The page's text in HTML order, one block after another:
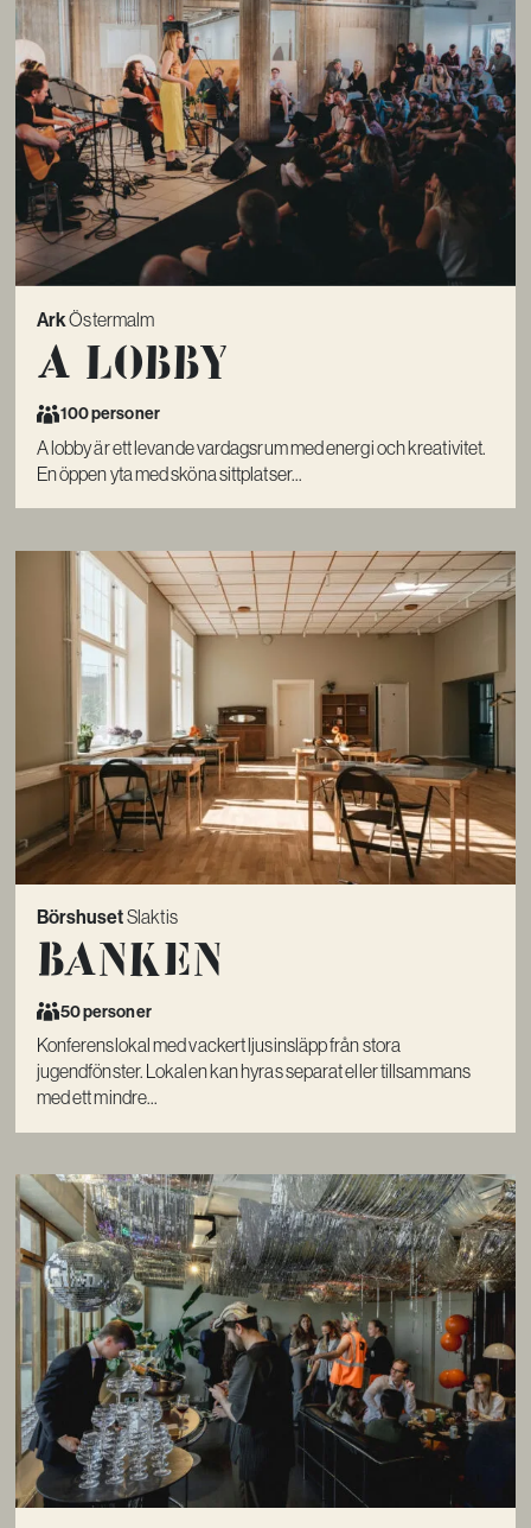
ArkÖstermalm
A lobby
100 personer
A lobby är ett levande vardagsrum med energi och kreativitet.
En öppen yta med sköna sittplatser...
BörshusetSlaktis
Banken
50 personer
Konferenslokal med vackert ljusinsläpp från stora
jugendfönster. Lokalen kan hyras separat eller tillsammans
med ett mindre...